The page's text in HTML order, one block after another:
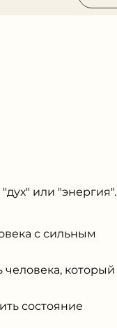
или "энергия".
с сильным
который
состояние